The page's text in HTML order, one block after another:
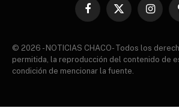
Facebook
X
© 2026 - NOTICIAS CHACO- Todos los
permitida, la reproducción del contenido de
condición de mencionar la fuente.